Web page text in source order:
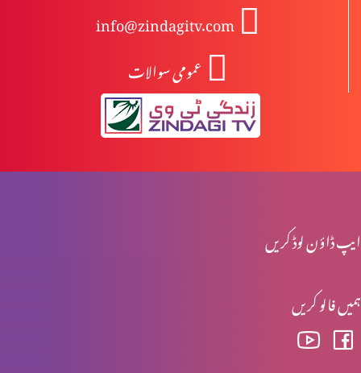
آزادی اور غلامی
info@zindagitv.com
عمومی سوالات
ایپ ڈاؤن لوڈ کریں
ہمیں فالو کریں